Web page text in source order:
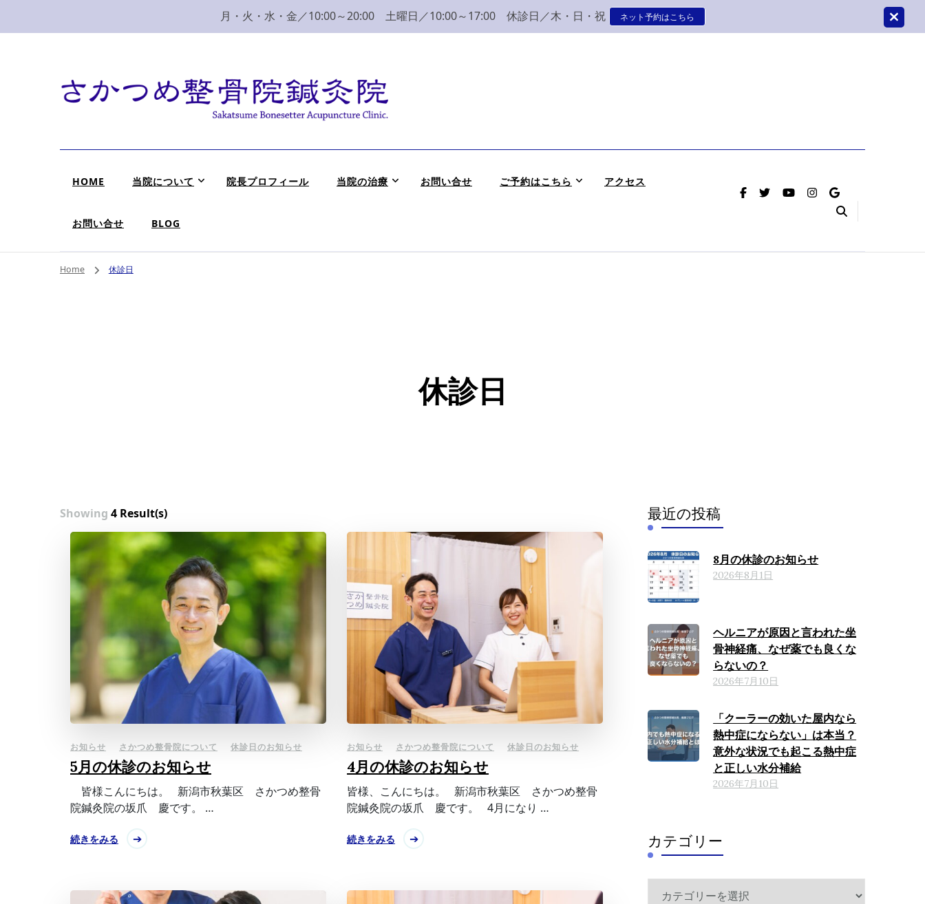
月・火・水・金／10:00～20:00 土曜日／10:00～17:00 休診日／木・日・祝 ネット予約はこちら
HOME 当院について 院長プロフィール 当院の治療 お問い合せ ご予約はこちら アクセス
お問い合せ BLOG
Home 休診日
休診日
Showing 4 Result(s)
お知らせ さかつめ整骨院について 休診日のお知らせ
5月の休診のお知らせ
皆様こんにちは。 新潟市秋葉区 さかつめ整骨
院鍼灸院の坂爪 慶です。 …
続きをみる
お知らせ さかつめ整骨院について 休診日のお知らせ
4月の休診のお知らせ
皆様、こんにちは。 新潟市秋葉区 さかつめ整骨
院鍼灸院の坂爪 慶です。 4月になり …
続きをみる
最近の投稿
8月の休診のお知らせ
2026年8月1日
ヘルニアが原因と言われた坐
骨神経痛、なぜ薬でも良くな
らないの？
2026年7月10日
「クーラーの効いた屋内なら
熱中症にならない」は本当？
意外な状況でも起こる熱中症
と正しい水分補給
2026年7月10日
カテゴリー